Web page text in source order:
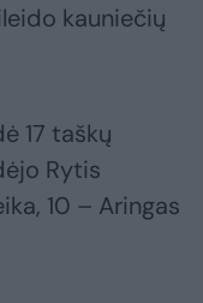
kauniečių
17 taškų
Rytis
10 – Aringas